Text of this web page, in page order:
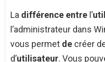
La différence entre l’
l’administrateur dans
vous permet de créer
d’utilisateur. Vous